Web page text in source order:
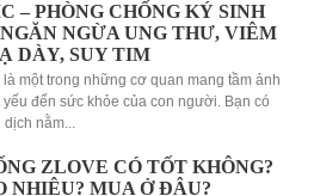
– PHÒNG CHỐNG KÝ SINH
NGỪA UNG THƯ, VIÊM
DÀY, SUY TIM
là một trong những cơ quan mang tầm ảnh
yếu đến sức khỏe của con người. Bạn có
nằm...
ZLOVE CÓ TỐT KHÔNG?
NHIÊU? MUA Ở ĐÂU?